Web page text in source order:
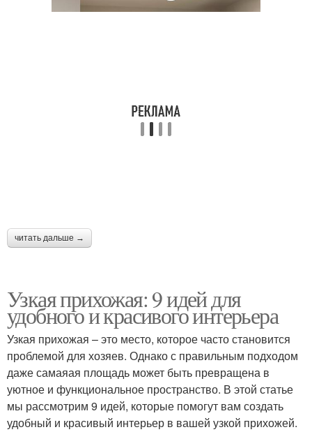
читать дальше →
Узкая прихожая: 9 идей для
удобного и красивого интерьера
Узкая прихожая – это место, которое часто становится
проблемой для хозяев. Однако с правильным подходом
даже самаяая площадь может быть превращена в
уютное и функциональное пространство. В этой статье
мы рассмотрим 9 идей, которые помогут вам создать
удобный и красивый интерьер в вашей узкой прихожей.